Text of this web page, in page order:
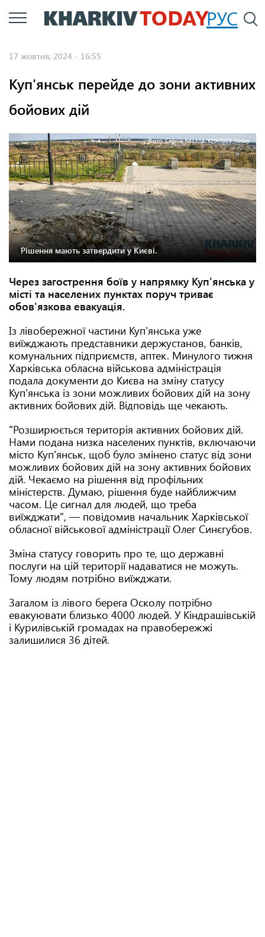
Перейти
до
РУС
17 жовтня, 2024 - 16:55
Куп'янськ перейде до зони активних
бойових дій
Фото: Сергій Козлов/KHARKIV Today.
Рішення мають затвердити у Києві.
Через загострення боїв у напрямку Куп'янська у
місті та населених пунктах поруч триває
обов'язкова евакуація.
Із лівобережної частини Куп'янська уже
виїжджають представники держустанов, банків,
комунальних підприємств, аптек. Минулого тижня
Харківська обласна військова адміністрація
подала документи до Києва на зміну статусу
Куп'янська із зони можливих бойових дій на зону
активних бойових дій. Відповідь ще чекають.
"Розширюється територія активних бойових дій.
Нами подана низка населених пунктів, включаючи
місто Куп'янськ, щоб було змінено статус від зони
можливих бойових дій на зону активних бойових
дій. Чекаємо на рішення від профільних
міністерств. Думаю, рішення буде найближчим
часом. Це сигнал для людей, що треба
виїжджати", — повідомив начальник Харківської
обласної військової адміністрації Олег Синєгубов.
Зміна статусу говорить про те, що державні
послуги на цій території надаватися не можуть.
Тому людям потрібно виїжджати.
Загалом із лівого берега Осколу потрібно
евакуювати близько 4000 людей. У Кіндрашівській
і Курилівській громадах на правобережжі
залишилися 36 дітей.